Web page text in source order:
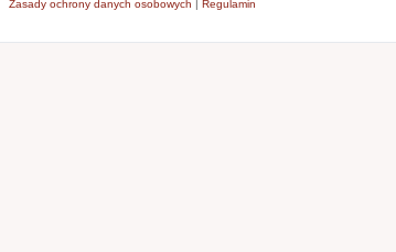
Zasady ochrony danych osobowych | Regulamin